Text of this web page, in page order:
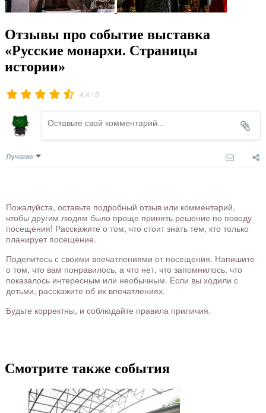
Отзывы про событие выставка
«Русские монархи. Страницы
истории»
4.4 / 5
Лучшие
Пожалуйста, оставьте подробный отзыв или комментарий,
чтобы другим людям было проще принять решение по поводу
посещения! Расскажите о том, что стоит знать тем, кто только
планирует посещение.
Поделитесь с своими впечатлениями от посещения. Напишите
о том, что вам понравилось, а что нет, что запомнилось, что
показалось интересным или необычным. Если вы ходили с
детьми, расскажите об их впечатлениях.
Будьте корректны, и соблюдайте правила приличия.
Смотрите также события